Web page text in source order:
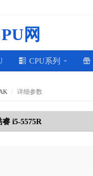
网
CPU系列
详细参数
i5-5575R